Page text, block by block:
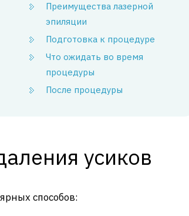
Преимущества лазерной
эпиляции
Подготовка к процедуре
Что ожидать во время
процедуры
После процедуры
усиков
способов: